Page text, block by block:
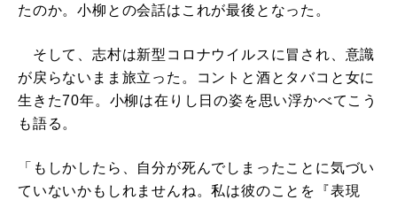
たのか。小柳との会話はこれが最後となった。
そして、志村は新型コロナウイルスに冒され、意識
が戻らないまま旅立った。コントと酒とタバコと女に
生きた70年。小柳は在りし日の姿を思い浮かべてこう
も語る。
「もしかしたら、自分が死んでしまったことに気づい
ていないかもしれませんね。私は彼のことを『表現